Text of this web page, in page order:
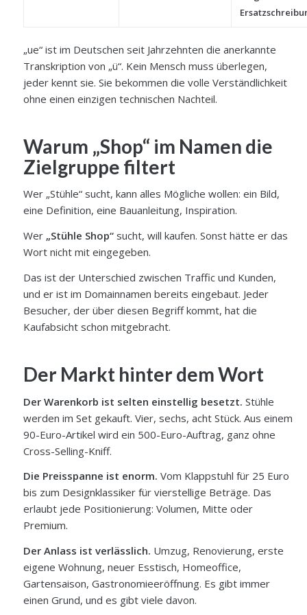
„ue“ ist im Deutschen seit Jahrzehnten die anerkannte
Transkription von „ü“. Kein Mensch muss überlegen,
jeder kennt sie. Sie bekommen die volle Verständlichkeit
ohne einen einzigen technischen Nachteil.
Warum „Shop“ im Namen die
Zielgruppe filtert
Wer „Stühle“ sucht, kann alles Mögliche wollen: ein Bild,
eine Definition, eine Bauanleitung, Inspiration.
Wer „Stühle Shop“sucht, will kaufen. Sonst hätte er das
Wort nicht mit eingegeben.
Das ist der Unterschied zwischen Traffic und Kunden,
und er ist im Domainnamen bereits eingebaut. Jeder
Besucher, der über diesen Begriff kommt, hat die
Kaufabsicht schon mitgebracht.
Der Markt hinter dem Wort
Der Warenkorb ist selten einstellig besetzt. Stühle
werden im Set gekauft. Vier, sechs, acht Stück. Aus einem
90-Euro-Artikel wird ein 500-Euro-Auftrag, ganz ohne
Cross-Selling-Kniff.
Die Preisspanne ist enorm. Vom Klappstuhl für 25 Euro
bis zum Designklassiker für vierstellige Beträge. Das
erlaubt jede Positionierung: Volumen, Mitte oder
Premium.
Der Anlass ist verlässlich. Umzug, Renovierung, erste
eigene Wohnung, neuer Esstisch, Homeoffice,
Gartensaison, Gastronomieeröffnung. Es gibt immer
einen Grund, und es gibt viele davon.